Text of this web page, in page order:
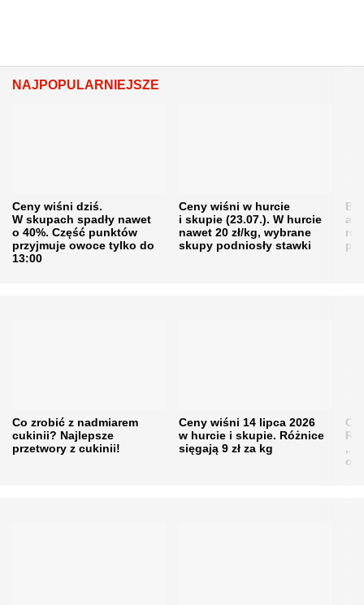
NAJPOPULARNIEJSZE
Ceny wiśni dziś.
W skupach spadły nawet
o 40%. Część punktów
przyjmuje owoce tylko do
13:00
Ceny wiśni w hurcie
i skupie (23.07.). W hurcie
nawet 20 zł/kg, wybrane
skupy podniosły stawki
Co zrobić z nadmiarem
cukinii? Najlepsze
przetwory z cukinii!
Ceny wiśni 14 lipca 2026
w hurcie i skupie. Różnice
sięgają 9 zł za kg